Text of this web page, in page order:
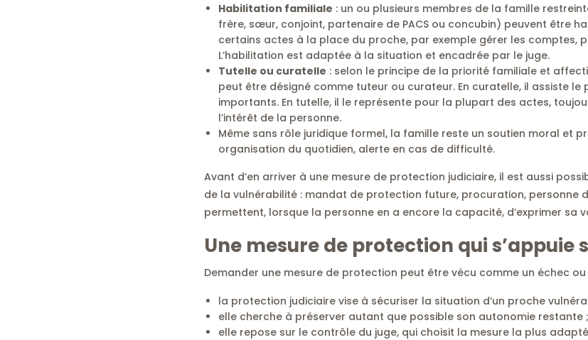
Habilitation familiale : un ou plusieurs membres de la famille
frère, sœur, conjoint, partenaire de PACS ou concubin) peuvent être
certains actes à la place du proche, par exemple gérer les comptes,
L’habilitation est adaptée à la situation et encadrée par le juge.
Tutelle ou curatelle : selon le principe de la priorité familiale et
peut être désigné comme tuteur ou curateur. En curatelle, il assiste
importants. En tutelle, il le représente pour la plupart des actes,
l’intérêt de la personne.
Même sans rôle juridique formel, la famille reste un soutien moral et
organisation du quotidien, alerte en cas de difficulté.
Avant d’en arriver à une mesure de protection judiciaire, il est aussi
de la vulnérabilité : mandat de protection future, procuration, personne
permettent, lorsque la personne en a encore la capacité, d’exprimer sa
Une mesure de protection qui s’appuie
Demander une mesure de protection peut être vécu comme un échec
la protection judiciaire vise à sécuriser la situation d’un proche
elle cherche à préserver autant que possible son autonomie restante ;
elle repose sur le contrôle du juge, qui choisit la mesure la plus